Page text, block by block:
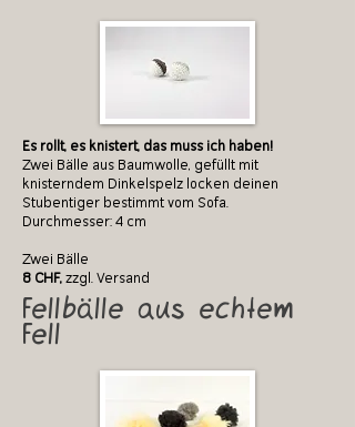
Es rollt, es knistert, das muss ich haben!
Zwei Bälle aus Baumwolle, gefüllt mit
knisterndem Dinkelspelz locken deinen
Stubentiger bestimmt vom Sofa.
Durchmesser: 4 cm
Zwei Bälle
8 CHF, zzgl. Versand
Fellbälle aus echtem
Fell